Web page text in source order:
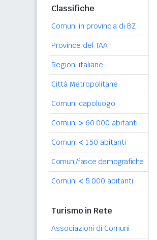
Classifiche
Comuni in provincia di BZ
Province del TAA
Regioni italiane
Città Metropolitane
Comuni capoluogo
Comuni > 60.000 abitanti
Comuni < 150 abitanti
Comuni/fasce demografiche
Comuni < 5.000 abitanti
Turismo in Rete
Associazioni di Comuni